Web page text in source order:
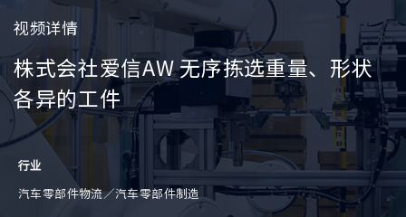
视频详情
株式会社爱信AW 无序拣选重量、形状
各异的工件
行业
汽车零部件物流／汽车零部件制造